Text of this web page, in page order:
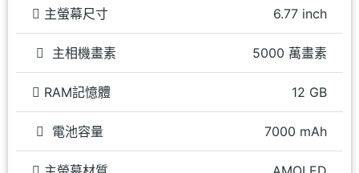
主螢幕尺寸 6.77 inch
主相機畫素 5000 萬畫素
RAM記憶體 12 GB
電池容量 7000 mAh